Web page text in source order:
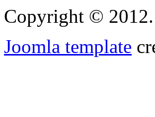
Copyright ©
Joomla template